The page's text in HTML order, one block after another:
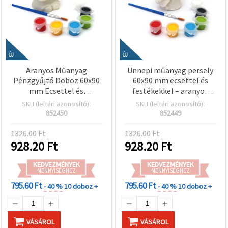
ÚJ
Aranyos Műanyag
Pénzgyűjtő Doboz 60x90
mm Ecsettel és
Festékekkel – Cuki Nyuszi
Mintázat Gyerekeknek
SKU (leltári azonosító):
852450
1326.00 Ft
928.20 Ft
KEDVEZMÉNYEK
MENNYISÉGHEZ
795.60 Ft- 40 %10 doboz +
VÁSÁROL
ÚJ
Ünnepi műanyag persely
60x90 mm ecsettel és
festékekkel – aranyos
maci karácsonyfával,
gyerekeknek, kreatív
SKU (leltári azonosító):
852449
1326.00 Ft
928.20 Ft
KEDVEZMÉNYEK
MENNYISÉGHEZ
795.60 Ft- 40 %10 doboz +
VÁSÁROL